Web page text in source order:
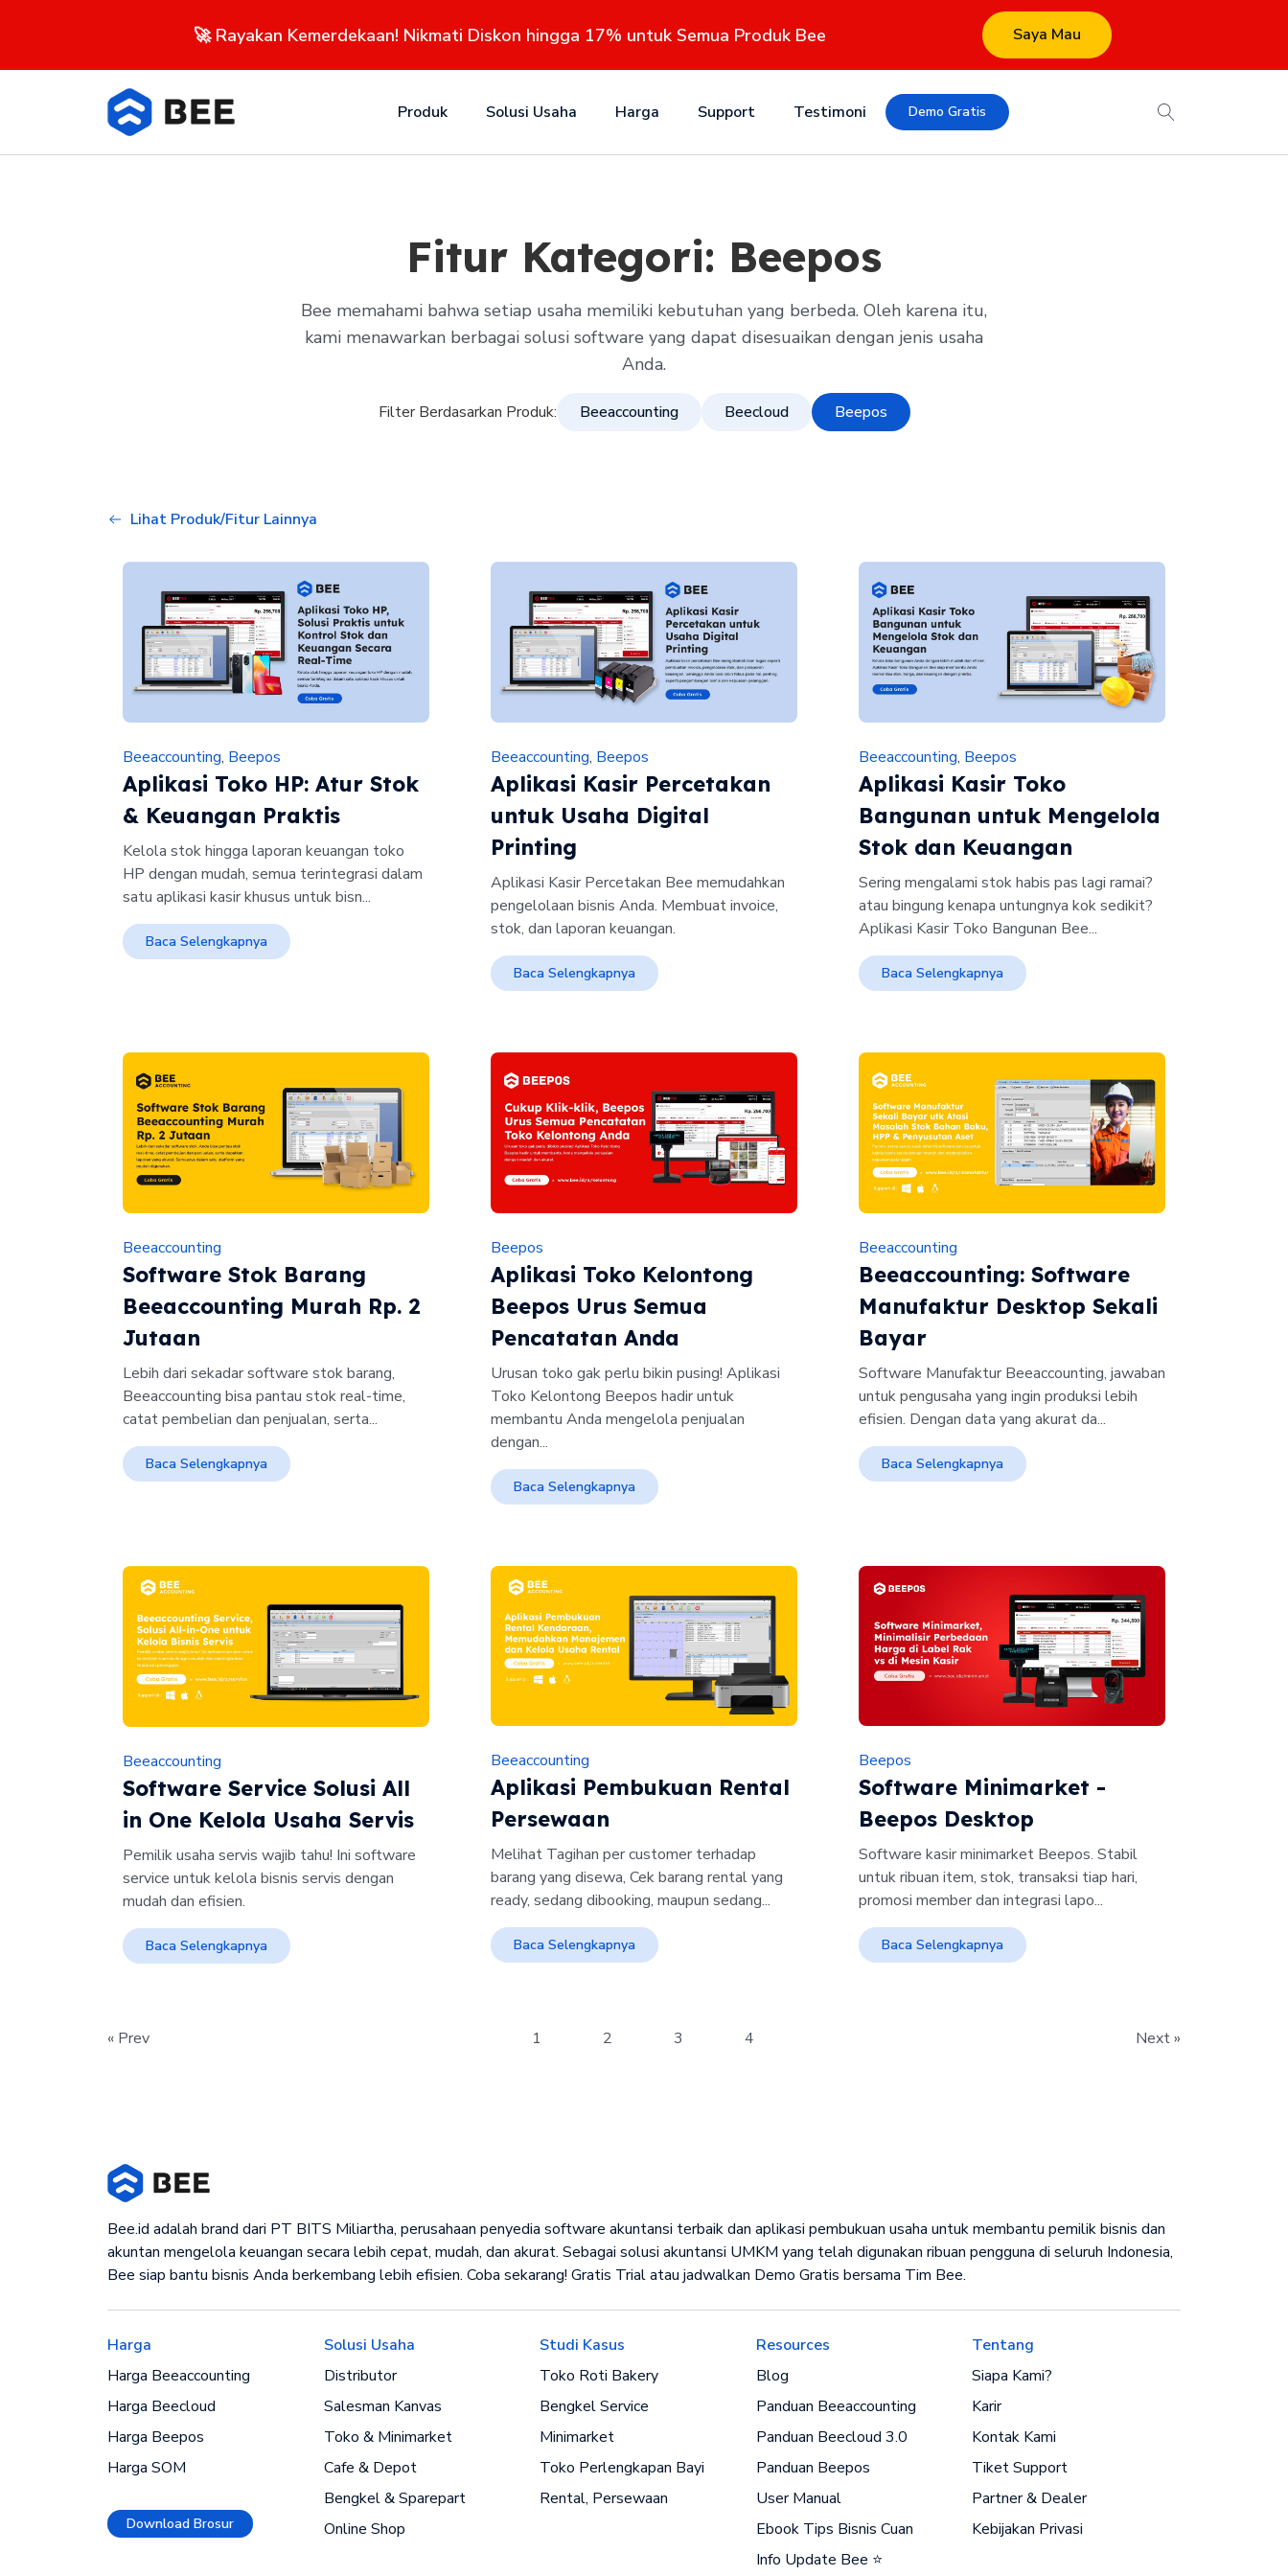
🚀 Rayakan Kemerdekaan! Nikmati Diskon hingga 17% untuk Semua Produk Bee Saya Mau
Produk Solusi Usaha Harga Support Testimoni Demo Gratis
Fitur Kategori: Beepos
Bee memahami bahwa setiap usaha memiliki kebutuhan yang berbeda. Oleh karena itu,
kami menawarkan berbagai solusi software yang dapat disesuaikan dengan jenis usaha
Anda.
Filter Berdasarkan Produk: Beeaccounting Beecloud Beepos
Lihat Produk/Fitur Lainnya
Beeaccounting, Beepos
Aplikasi Toko HP: Atur Stok
& Keuangan Praktis
Kelola stok hingga laporan keuangan toko
HP dengan mudah, semua terintegrasi dalam
satu aplikasi kasir khusus untuk bisn...
Baca Selengkapnya
Beeaccounting, Beepos
Aplikasi Kasir Percetakan
untuk Usaha Digital
Printing
Aplikasi Kasir Percetakan Bee memudahkan
pengelolaan bisnis Anda. Membuat invoice,
stok, dan laporan keuangan.
Baca Selengkapnya
Beeaccounting, Beepos
Aplikasi Kasir Toko
Bangunan untuk Mengelola
Stok dan Keuangan
Sering mengalami stok habis pas lagi ramai?
atau bingung kenapa untungnya kok sedikit?
Aplikasi Kasir Toko Bangunan Bee...
Baca Selengkapnya
Beeaccounting
Software Stok Barang
Beeaccounting Murah Rp. 2
Jutaan
Lebih dari sekadar software stok barang,
Beeaccounting bisa pantau stok real-time,
catat pembelian dan penjualan, serta...
Baca Selengkapnya
Beepos
Aplikasi Toko Kelontong
Beepos Urus Semua
Pencatatan Anda
Urusan toko gak perlu bikin pusing! Aplikasi
Toko Kelontong Beepos hadir untuk
membantu Anda mengelola penjualan
dengan...
Baca Selengkapnya
Beeaccounting
Beeaccounting: Software
Manufaktur Desktop Sekali
Bayar
Software Manufaktur Beeaccounting, jawaban
untuk pengusaha yang ingin produksi lebih
efisien. Dengan data yang akurat da...
Baca Selengkapnya
Beeaccounting
Software Service Solusi All
in One Kelola Usaha Servis
Pemilik usaha servis wajib tahu! Ini software
service untuk kelola bisnis servis dengan
mudah dan efisien.
Baca Selengkapnya
Beeaccounting
Aplikasi Pembukuan Rental
Persewaan
Melihat Tagihan per customer terhadap
barang yang disewa, Cek barang rental yang
ready, sedang dibooking, maupun sedang...
Baca Selengkapnya
Beepos
Software Minimarket -
Beepos Desktop
Software kasir minimarket Beepos. Stabil
untuk ribuan item, stok, transaksi tiap hari,
promosi member dan integrasi lapo...
Baca Selengkapnya
« Prev 1 2 3 4 Next »
Bee.id adalah brand dari PT BITS Miliartha, perusahaan penyedia software akuntansi terbaik dan aplikasi pembukuan usaha untuk membantu pemilik bisnis dan
akuntan mengelola keuangan secara lebih cepat, mudah, dan akurat. Sebagai solusi akuntansi UMKM yang telah digunakan ribuan pengguna di seluruh Indonesia,
Bee siap bantu bisnis Anda berkembang lebih efisien. Coba sekarang! Gratis Trial atau jadwalkan Demo Gratis bersama Tim Bee.
Harga
Harga Beeaccounting
Harga Beecloud
Harga Beepos
Harga SOM
Download Brosur
Solusi Usaha
Distributor
Salesman Kanvas
Toko & Minimarket
Cafe & Depot
Bengkel & Sparepart
Online Shop
Studi Kasus
Toko Roti Bakery
Bengkel Service
Minimarket
Toko Perlengkapan Bayi
Rental, Persewaan
Resources
Blog
Panduan Beeaccounting
Panduan Beecloud 3.0
Panduan Beepos
User Manual
Ebook Tips Bisnis Cuan
Info Update Bee ⭐
Tentang
Siapa Kami?
Karir
Kontak Kami
Tiket Support
Partner & Dealer
Kebijakan Privasi